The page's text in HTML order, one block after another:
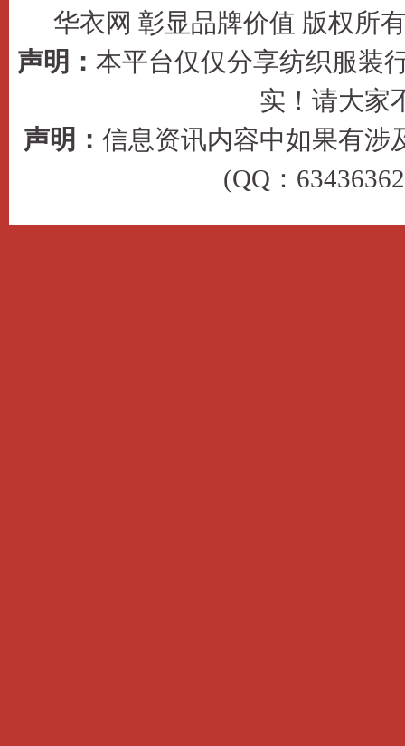
华衣网 彰显品牌价值 版权所
声明： 本平台仅仅分享纺织服装
实！请大家
声明： 信息资讯内容中如果有涉
(QQ：